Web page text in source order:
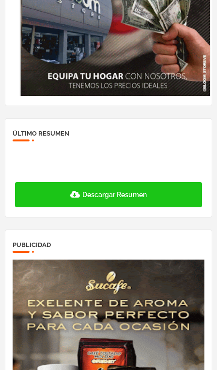
ÚLTIMO RESUMEN
Descargar Resumen
PUBLICIDAD